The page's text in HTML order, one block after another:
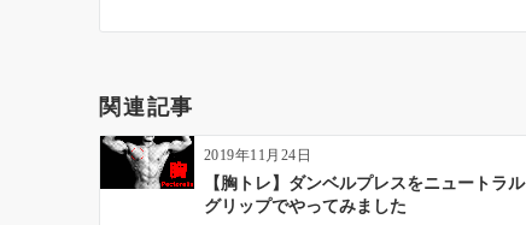
シ
ョ
関連記事
2019年11月24日
【胸トレ】ダンベルプレスをニュートラル
グリップでやってみました